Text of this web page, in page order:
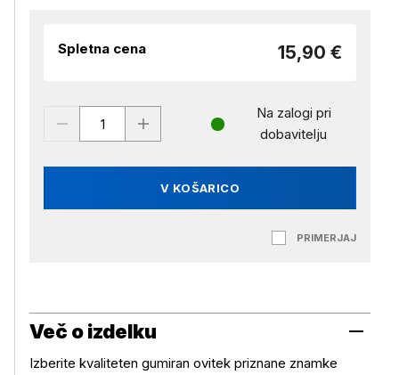
Spletna cena 15,90 €
V KOŠARICO
Na zalogi pri
dobavitelju
PRIMERJAJ
Več o izdelku
Izberite kvaliteten gumiran ovitek priznane znamke